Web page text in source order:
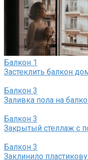
Балкон 1
Застеклить балкон
Балкон 3
Заливка пола на
Балкон 3
Закрытый стеллаж с
Балкон 3
Заклинило